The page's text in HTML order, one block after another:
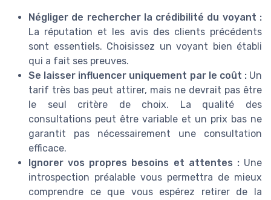
Négliger de rechercher la crédibilité du voyant :
La réputation et les avis des clients précédents
sont essentiels. Choisissez un voyant bien établi
qui a fait ses preuves.
Se laisser influencer uniquement par le coût :Un
tarif très bas peut attirer, mais ne devrait pas être
le seul critère de choix. La qualité des
consultations peut être variable et un prix bas ne
garantit pas nécessairement une consultation
efficace.
Ignorer vos propres besoins et attentes :Une
introspection préalable vous permettra de mieux
comprendre ce que vous espérez retirer de la